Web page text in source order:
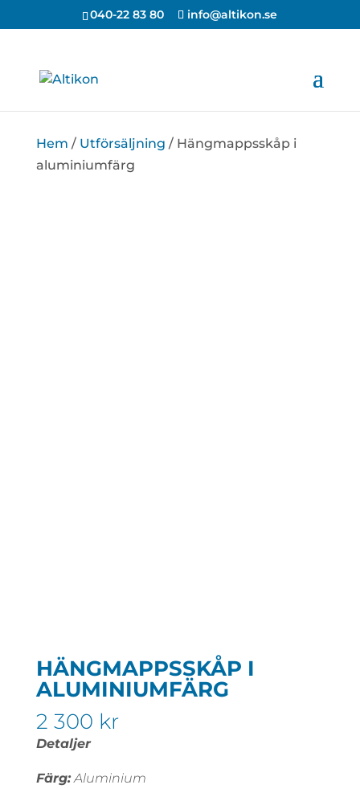
Unable to find opt-out content div: "matomo-opt-out"
040-22 83 80 info@altikon.se
Hem / Utförsäljning / Hängmappsskåp i
aluminiumfärg
HÄNGMAPPSSKÅP I
ALUMINIUMFÄRG
2 300 kr
Detaljer
Färg:Aluminium